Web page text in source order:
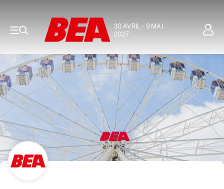
30 AVRIL - 9 MAI
2027